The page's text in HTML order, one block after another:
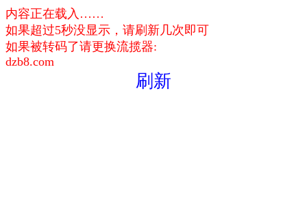
内容正在载入……
如果超过5秒没显示，请刷新几次即可
如果被转码了请更换流揽器:
dzb8.com
刷新